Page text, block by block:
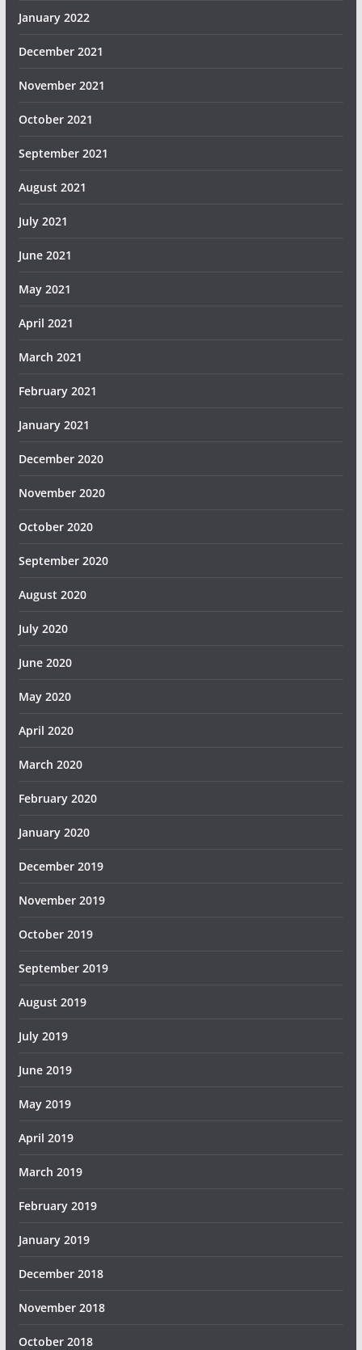
January 2022
December 2021
November 2021
October 2021
September 2021
August 2021
July 2021
June 2021
May 2021
April 2021
March 2021
February 2021
January 2021
December 2020
November 2020
October 2020
September 2020
August 2020
July 2020
June 2020
May 2020
April 2020
March 2020
February 2020
January 2020
December 2019
November 2019
October 2019
September 2019
August 2019
July 2019
June 2019
May 2019
April 2019
March 2019
February 2019
January 2019
December 2018
November 2018
October 2018